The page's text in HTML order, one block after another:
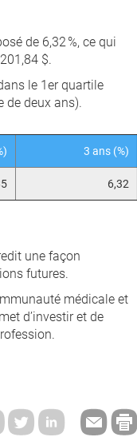
de 6,32 %, ce qui
$.
le 1er quartile
de deux ans).
3 ans (%)
6,32
une façon
futures.
médicale et
d’investir et de